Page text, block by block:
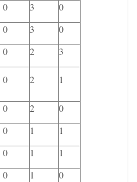
0 3
0
0 3
0
0 2 3
0 2 1
0 2
0
0 1
1
0 1
1
0 1
0